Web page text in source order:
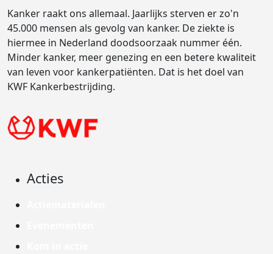
Kanker raakt ons allemaal. Jaarlijks sterven er zo'n
45.000 mensen als gevolg van kanker. De ziekte is
hiermee in Nederland doodsoorzaak nummer één.
Minder kanker, meer genezing en een betere kwaliteit
van leven voor kankerpatiënten. Dat is het doel van
KWF Kankerbestrijding.
Acties